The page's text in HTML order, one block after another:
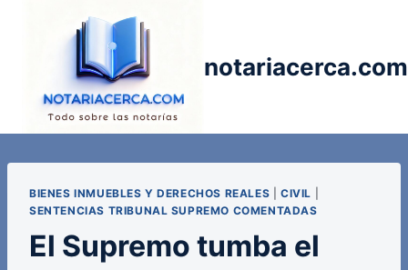
notariacerca.com
BIENES INMUEBLES Y DERECHOS REALES |CIVIL
SENTENCIAS TRIBUNAL SUPREMO COMENTADAS
El Supremo tumba el